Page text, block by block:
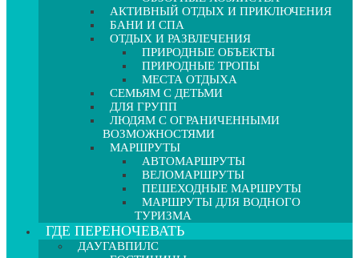
АКТИВНЫЙ ОТДЫХ И ПРИКЛЮЧЕНИЯ
БАНИ И СПА
ОТДЫХ И РАЗВЛЕЧЕНИЯ
ПРИРОДНЫЕ ОБЪЕКТЫ
ПРИРОДНЫЕ ТРОПЫ
МЕСТА ОТДЫХА
СЕМЬЯМ С ДЕТЬМИ
ДЛЯ ГРУПП
ЛЮДЯМ С ОГРАНИЧЕННЫМИ
ВОЗМОЖНОСТЯМИ
МАРШРУТЫ
АВТОМАРШРУТЫ
ВЕЛОМАРШРУТЫ
ПЕШЕХОДНЫЕ МАРШРУТЫ
МАРШРУТЫ ДЛЯ ВОДНОГО
ТУРИЗМА
ГДЕ ПЕРЕНОЧЕВАТЬ
ДАУГАВПИЛС